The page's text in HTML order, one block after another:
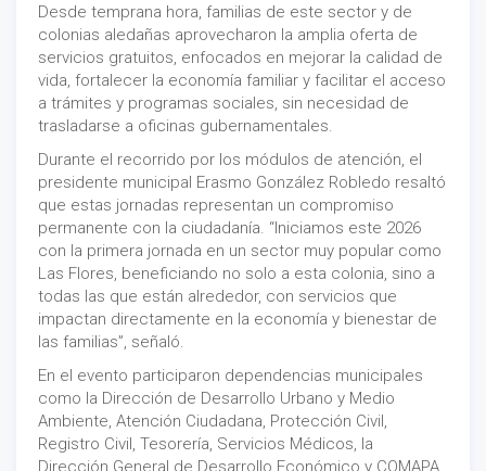
Desde temprana hora, familias de este sector y de
colonias aledañas aprovecharon la amplia oferta de
servicios gratuitos, enfocados en mejorar la calidad de
vida, fortalecer la economía familiar y facilitar el acceso
a trámites y programas sociales, sin necesidad de
trasladarse a oficinas gubernamentales.
Durante el recorrido por los módulos de atención, el
presidente municipal Erasmo González Robledo resaltó
que estas jornadas representan un compromiso
permanente con la ciudadanía. “Iniciamos este 2026
con la primera jornada en un sector muy popular como
Las Flores, beneficiando no solo a esta colonia, sino a
todas las que están alrededor, con servicios que
impactan directamente en la economía y bienestar de
las familias”, señaló.
En el evento participaron dependencias municipales
como la Dirección de Desarrollo Urbano y Medio
Ambiente, Atención Ciudadana, Protección Civil,
Registro Civil, Tesorería, Servicios Médicos, la
Dirección General de Desarrollo Económico y COMAPA